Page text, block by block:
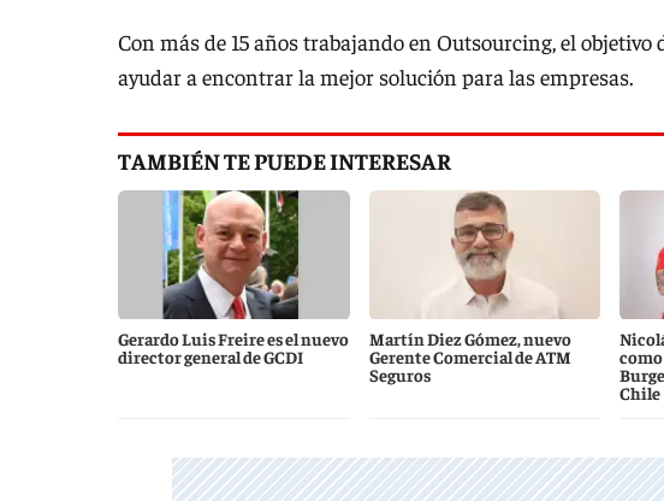
Con más de 15 años trabajando en Outsourcing, el objetivo
ayudar a encontrar la mejor solución para las empresas.
TAMBIÉN TE PUEDE INTERESAR
Gerardo Luis Freire es el nuevo
director general de GCDI
Martín Diez Gómez, nuevo
Gerente Comercial de ATM
Seguros
Chile